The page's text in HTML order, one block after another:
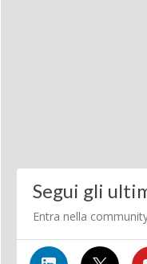
Segui gli
Entra nella